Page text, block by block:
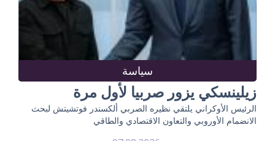
سياسة
زيلينسكي يزور صربيا لأول مرة
الرئيس الأوكراني يلتقي نظيره الصربي ألكسندر فوتشيتش لبحث
الانضمام الأوروبي والتعاون الاقتصادي والطاقي